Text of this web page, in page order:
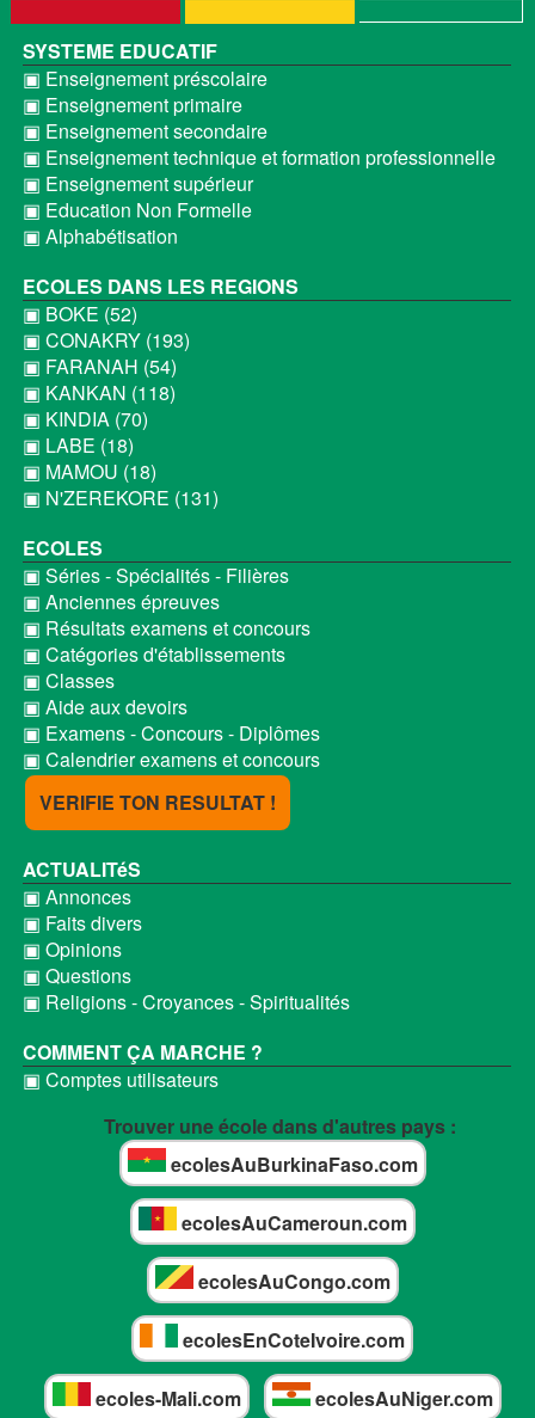
SYSTEME EDUCATIF
▣ Enseignement préscolaire
▣ Enseignement primaire
▣ Enseignement secondaire
▣ Enseignement technique et formation professionnelle
▣ Enseignement supérieur
▣ Education Non Formelle
▣ Alphabétisation
ECOLES DANS LES REGIONS
▣ BOKE (52)
▣ CONAKRY (193)
▣ FARANAH (54)
▣ KANKAN (118)
▣ KINDIA (70)
▣ LABE (18)
▣ MAMOU (18)
▣ N'ZEREKORE (131)
ECOLES
▣ Séries - Spécialités - Filières
▣ Anciennes épreuves
▣ Résultats examens et concours
▣ Catégories d'établissements
▣ Classes
▣ Aide aux devoirs
▣ Examens - Concours - Diplômes
▣ Calendrier examens et concours
VERIFIE TON RESULTAT !
ACTUALITéS
▣ Annonces
▣ Faits divers
▣ Opinions
▣ Questions
▣ Religions - Croyances - Spiritualités
COMMENT ÇA MARCHE ?
▣ Comptes utilisateurs
Trouver une école dans d'autres pays :
ecolesAuBurkinaFaso.com
ecolesAuCameroun.com
ecolesAuCongo.com
ecolesEnCoteIvoire.com
ecoles-Mali.com ecolesAuNiger.com